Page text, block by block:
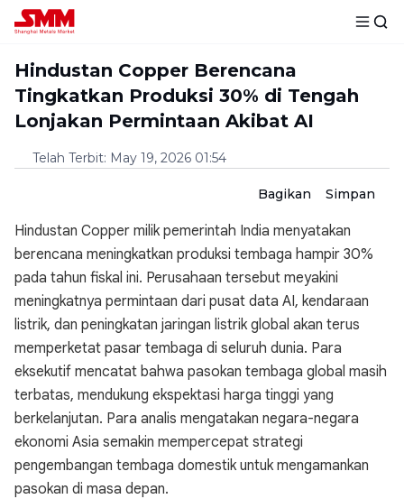
Hindustan Copper Berencana
Tingkatkan Produksi 30% di Tengah
Lonjakan Permintaan Akibat AI
Telah Terbit: May 19, 2026 01:54
Bagikan Simpan
Hindustan Copper milik pemerintah India menyatakan
berencana meningkatkan produksi tembaga hampir 30%
pada tahun fiskal ini. Perusahaan tersebut meyakini
meningkatnya permintaan dari pusat data AI, kendaraan
listrik, dan peningkatan jaringan listrik global akan terus
memperketat pasar tembaga di seluruh dunia. Para
eksekutif mencatat bahwa pasokan tembaga global masih
terbatas, mendukung ekspektasi harga tinggi yang
berkelanjutan. Para analis mengatakan negara-negara
ekonomi Asia semakin mempercepat strategi
pengembangan tembaga domestik untuk mengamankan
pasokan di masa depan.